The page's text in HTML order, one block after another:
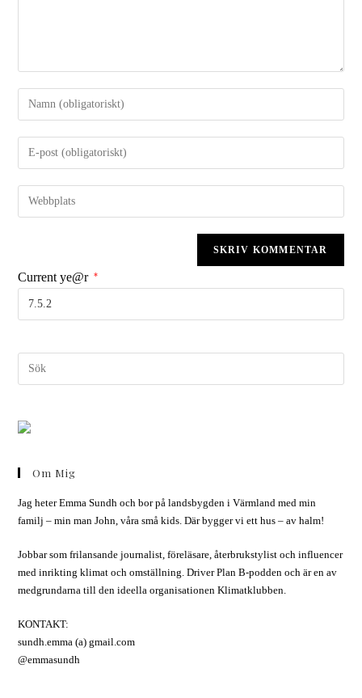
Current ye@r *
Om Mig
Jag heter Emma Sundh och bor på landsbygden i Värmland med min
familj – min man John, våra små kids. Där bygger vi ett hus – av halm!
Jobbar som frilansande journalist, föreläsare, återbrukstylist och influencer
med inrikting klimat och omställning. Driver Plan B-podden och är en av
medgrundarna till den ideella organisationen Klimatklubben.
KONTAKT:
sundh.emma (a) gmail.com
@emmasundh